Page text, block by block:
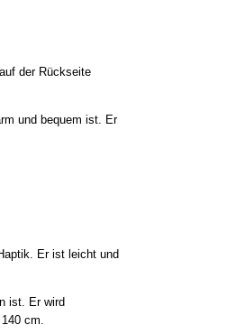
der Rückseite
und bequem ist. Er
Er ist leicht und
ist. Er wird
cm.